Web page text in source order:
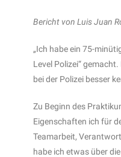
Bericht von Luis Juan
„Ich habe ein 75-
Level Polizei“
bei der Polizei besser
Zu Beginn des
Eigenschaften ich für
Teamarbeit,
habe ich etwas über